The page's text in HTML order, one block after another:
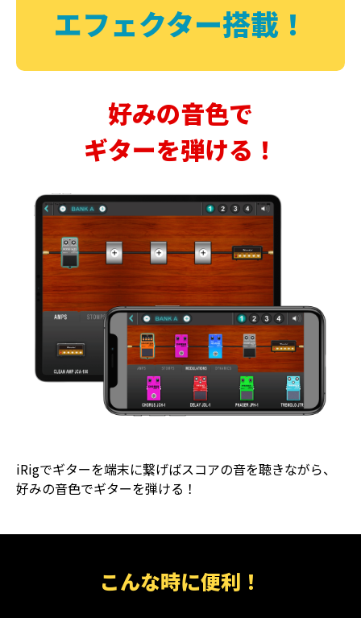
エフェクター搭載！
好みの音色で
ギターを弾ける！
iRigでギターを端末に繋げばスコアの音を聴きながら、
好みの音色でギターを弾ける！
こんな時に便利！